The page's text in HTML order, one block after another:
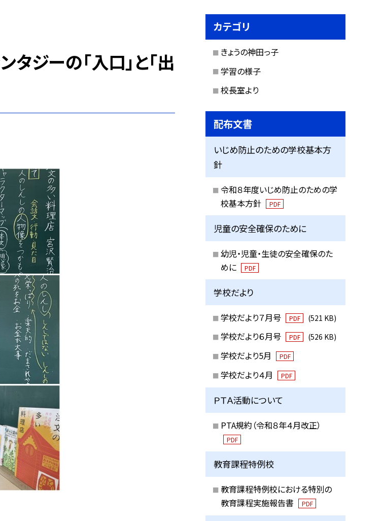
ジーの「入口」と「出
カテゴリ
きょうの神田っ子
学習の様子
校長室より
配布文書
いじめ防止のための学校基本方
針
令和８年度いじめ防止のための学
校基本方針
PDF
児童の安全確保のために
幼児・児童・生徒の安全確保のた
めに
PDF
学校だより
学校だより７月号 PDF (521 KB)
学校だより６月号 PDF (526 KB)
学校だより5月 PDF
学校だより４月 PDF
ＰＴＡ活動について
PTA規約（令和８年４月改正）
PDF
教育課程特例校
教育課程特例校における特別の
教育課程実施報告書
PDF